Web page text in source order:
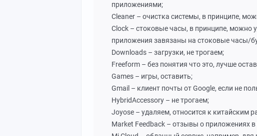
приложениями;
Cleaner – очистка системы, в принципе,
Clock – стоковые часы, в принципе, можно
приложения завязаны на стоковые часы/
Downloads – загрузки, не трогаем;
Freeform – без понятия что это, лучше
Games – игры, оставить;
Gmail – клиент почты от Google, если не
HybridAccessory – не трогаем;
Joyose – удаляем, относится к китайским
Market Feedback – отзывы о приложениях в